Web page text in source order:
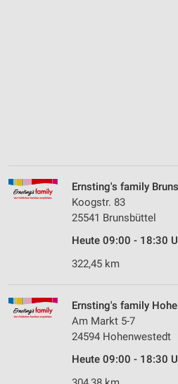
Ernsting's family
Koogstr. 83
25541 Brunsbüttel
Heute 09:00 - 18:30
322,45 km
Ernsting's family
Am Markt 5-7
24594 Hohenwestedt
Heute 09:00 - 18:30